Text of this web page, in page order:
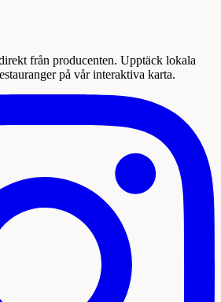
från producenten. Upptäck lokala
på vår interaktiva karta.